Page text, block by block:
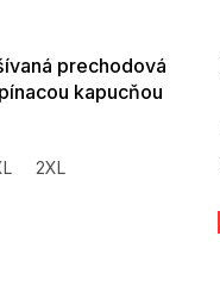
prechodová
kapucňou
2XL